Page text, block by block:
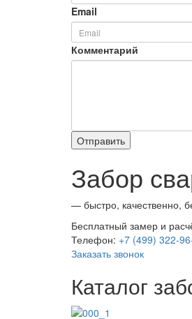
Email
Комментарий
Забор
— быстро, качественно,
Бесплатный замер и
Телефон: +7 (499) 322-
Заказать звонок
Каталог